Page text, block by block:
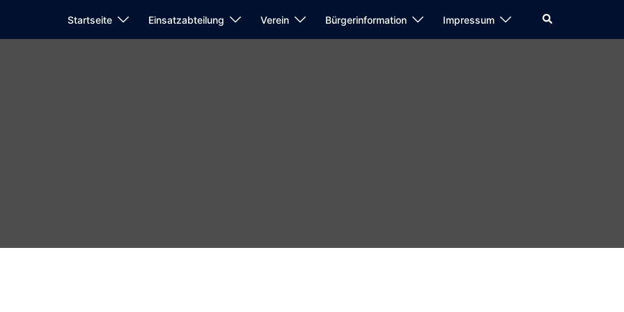
Startseite Einsatzabteilung Verein Bürgerinformation Impressum Suche